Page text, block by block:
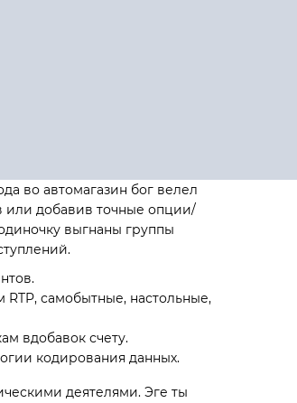
во автомагазин бог велел
или добавив точные опции/
выгнаны группы
самобытные, настольные,
вдобавок счету.
кодирования данных.
деятелями. Эге ты